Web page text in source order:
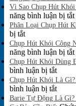
Vì Sao Chụp Hút
năng bình luận bị tắtở
Phân Loại Chụp Hút
bị tắtở
Phân
Loại
Chụp
Hút
Khói
Phổ
Biến
Chụp Hút Khói Công
năng bình luận bị tắtở
Chụp Hút Khói Dùng
bình luận bị tắtở
Chụp
Hút
Khói
Chụp Hút Khói Là
bình luận bị tắtở
Chụp
Barie Tự Động Là